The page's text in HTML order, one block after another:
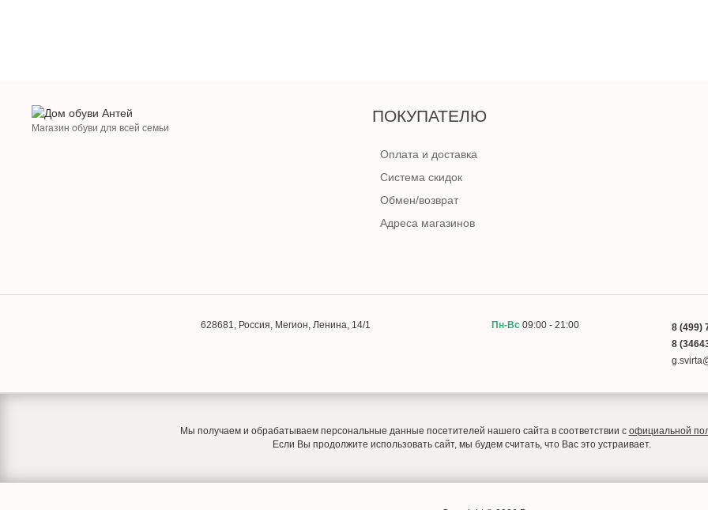
Магазин обуви для всей семьи
ПОКУПАТЕЛЮ
Оплата и доставка
Система скидок
Обмен/возврат
Адреса магазинов
628681, Россия, Мегион, Ленина, 14/1 Пн-Вс 09:00 - 21:00
8 (499)
8
Мы получаем и обрабатываем персональные данные посетителей нашего сайта в соответствии с официальной
Если Вы продолжите использовать сайт, мы будем считать, что Вас это устраивает.